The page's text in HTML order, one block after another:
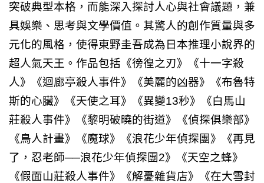
突破典型本格，而能深入探討人心與社會議題，兼
具娛樂、思考與文學價值。其驚人的創作質量與多
元化的風格，使得東野圭吾成為日本推理小說界的
超人氣天王。作品包括《徬徨之刃》《十一字殺
人》《迴廊亭殺人事件》《美麗的凶器》《布魯特
斯的心臟》《天使之耳》《異變13秒》《白馬山
莊殺人事件》《黎明破曉的街道》《偵探俱樂部》
《鳥人計畫》《魔球》《浪花少年偵探團》《再見
了，忍老師──浪花少年偵探團 2》《天空之蜂》
《假面山莊殺人事件》《解憂雜貨店》《在大雪封